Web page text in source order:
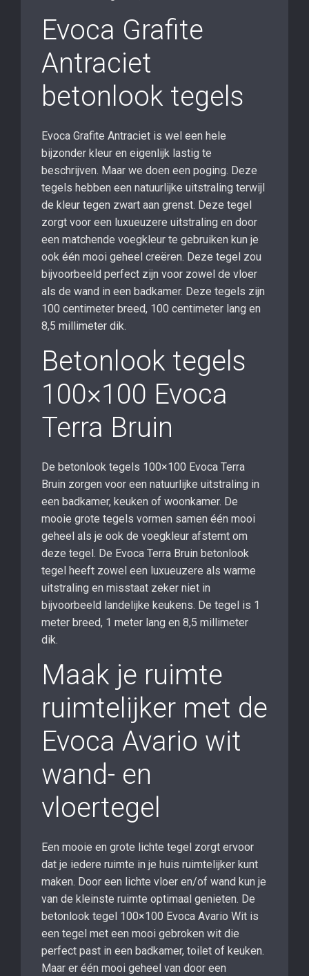
Evoca Grafite
Antraciet
betonlook tegels
Evoca Grafite Antraciet is wel een hele
bijzonder kleur en eigenlijk lastig te
beschrijven. Maar we doen een poging. Deze
tegels hebben een natuurlijke uitstraling terwijl
de kleur tegen zwart aan grenst. Deze tegel
zorgt voor een luxueuzere uitstraling en door
een matchende voegkleur te gebruiken kun je
ook één mooi geheel creëren. Deze tegel zou
bijvoorbeeld perfect zijn voor zowel de vloer
als de wand in een badkamer. Deze tegels zijn
100 centimeter breed, 100 centimeter lang en
8,5 millimeter dik.
Betonlook tegels
100×100 Evoca
Terra Bruin
De betonlook tegels 100×100 Evoca Terra
Bruin zorgen voor een natuurlijke uitstraling in
een badkamer, keuken of woonkamer. De
mooie grote tegels vormen samen één mooi
geheel als je ook de voegkleur afstemt om
deze tegel. De Evoca Terra Bruin betonlook
tegel heeft zowel een luxueuzere als warme
uitstraling en misstaat zeker niet in
bijvoorbeeld landelijke keukens. De tegel is 1
meter breed, 1 meter lang en 8,5 millimeter
dik.
Maak je ruimte
ruimtelijker met de
Evoca Avario wit
wand- en
vloertegel
Een mooie en grote lichte tegel zorgt ervoor
dat je iedere ruimte in je huis ruimtelijker kunt
maken. Door een lichte vloer en/of wand kun je
van de kleinste ruimte optimaal genieten. De
betonlook tegel 100×100 Evoca Avario Wit is
een tegel met een mooi gebroken wit die
perfect past in een badkamer, toilet of keuken.
Maar er één mooi geheel van door een